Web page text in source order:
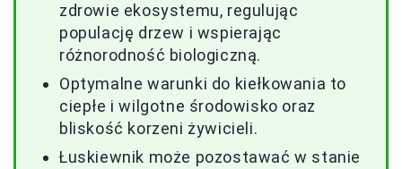
zdrowie ekosystemu, regulując
populację drzew i wspierając
różnorodność biologiczną.
Optymalne warunki do kiełkowania to
ciepłe i wilgotne środowisko oraz
bliskość korzeni żywicieli.
Łuskiewnik może pozostawać w stanie